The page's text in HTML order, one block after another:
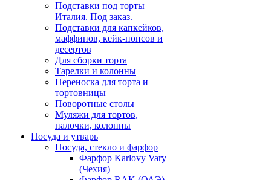
Подставки под торты
Италия. Под заказ.
Подставки для капкейков,
маффинов, кейк-попсов и
десертов
Для сборки торта
Тарелки и колонны
Переноска для торта и
тортовницы
Поворотные столы
Муляжи для тортов,
палочки, колонны
Посуда и утварь
Посуда, стекло и фарфор
Фарфор Karlovy Vary
(Чехия)